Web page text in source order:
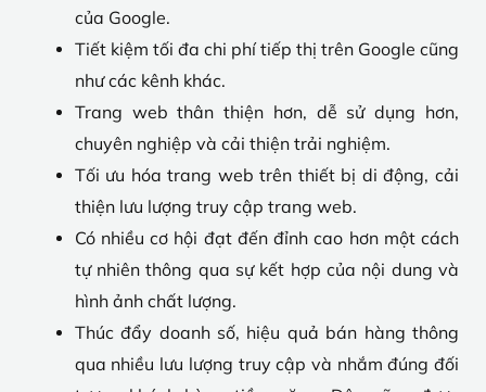
của Google.
Tiết kiệm tối đa chi phí tiếp thị trên Google cũng
như các kênh khác.
Trang web thân thiện hơn, dễ sử dụng hơn,
chuyên nghiệp và cải thiện trải nghiệm.
Tối ưu hóa trang web trên thiết bị di động, cải
thiện lưu lượng truy cập trang web.
Có nhiều cơ hội đạt đến đỉnh cao hơn một cách
tự nhiên thông qua sự kết hợp của nội dung và
hình ảnh chất lượng.
Thúc đẩy doanh số, hiệu quả bán hàng thông
qua nhiều lưu lượng truy cập và nhắm đúng đối